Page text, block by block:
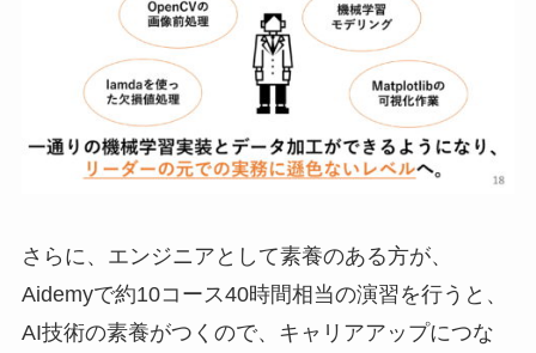
さらに、エンジニアとして素養のある方が、
Aidemyで約10コース40時間相当の演習を行うと、
AI技術の素養がつくので、キャリアアップにつな